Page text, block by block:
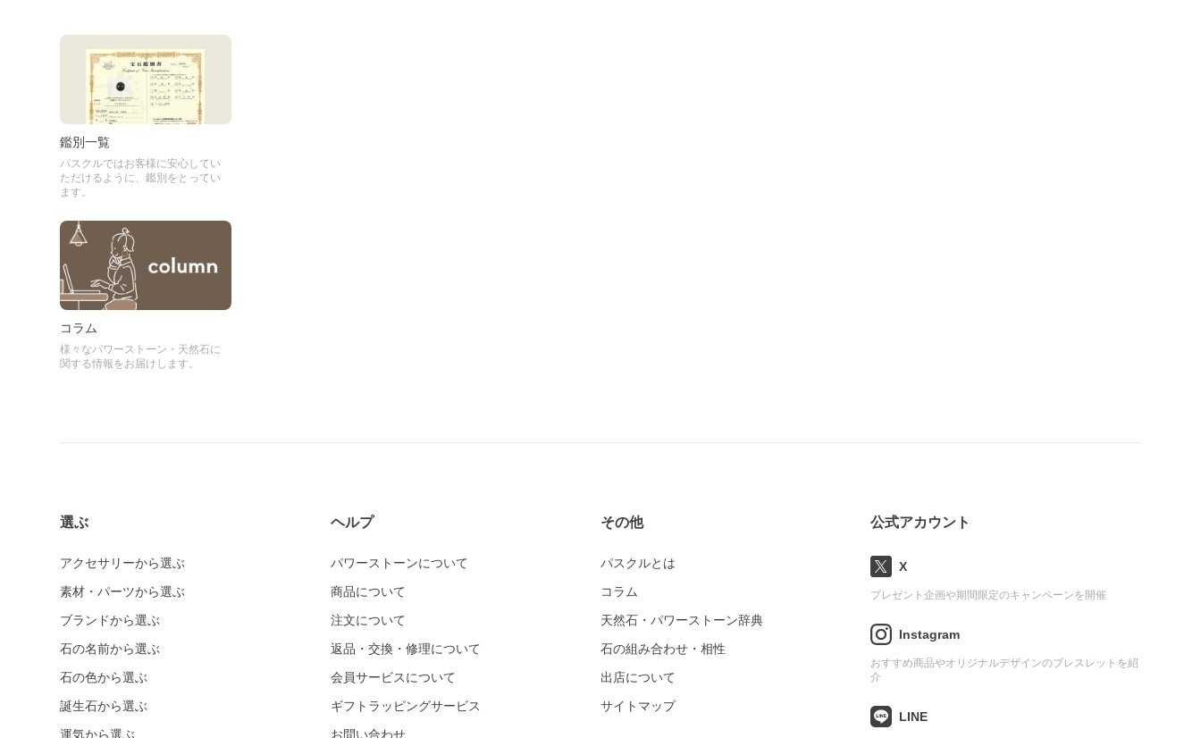
鑑別一覧
パスクルではお客様に安心してい
ただけるように、鑑別をとってい
ます。
コラム
様々なパワーストーン・天然石に
関する情報をお届けします。
選ぶ
アクセサリーから選ぶ
素材・パーツから選ぶ
ブランドから選ぶ
石の名前から選ぶ
石の色から選ぶ
誕生石から選ぶ
運気から選ぶ
ヘルプ
パワーストーンについて
商品について
注文について
返品・交換・修理について
会員サービスについて
ギフトラッピングサービス
お問い合わせ
その他
パスクルとは
コラム
天然石・パワーストーン辞典
石の組み合わせ・相性
出店について
サイトマップ
公式アカウント
X
プレゼント企画や期間限定のキャンペーンを開催
Instagram
おすすめ商品やオリジナルデザインのブレスレットを紹
介
LINE